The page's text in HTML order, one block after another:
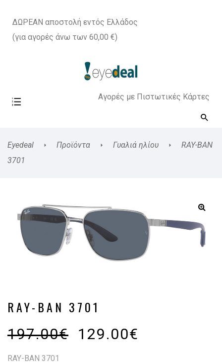
ΔΩΡΕΑΝ αποστολή εντός Ελλάδος
(για αγορές άνω των 60,00 €)
Αγορές με Πιστωτικές Κάρτες
Eyedeal Προϊόντα Γυαλιά ηλίου
RAY-BAN
3701
RAY-BAN 3701
197.00€ 129.00€
RAY-BAN 3701